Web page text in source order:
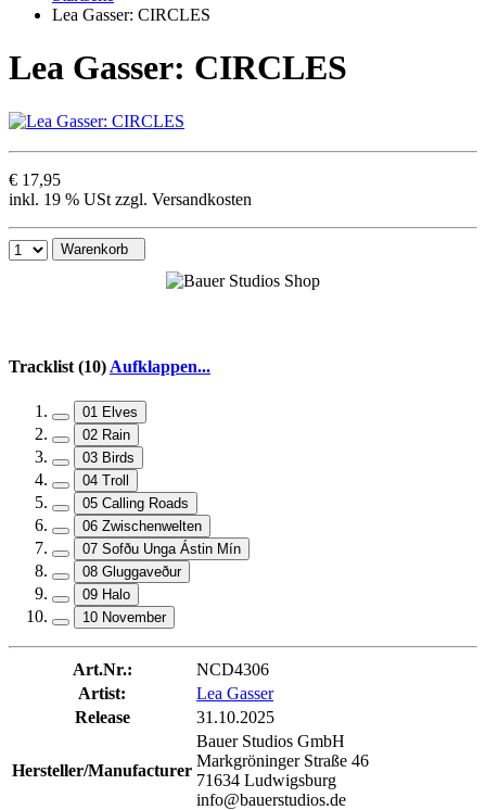
Lea Gasser: CIRCLES
Lea Gasser: CIRCLES
€ 17,95
inkl. 19 % USt zzgl. Versandkosten
Warenkorb
Tracklist (10)Aufklappen...
01 Elves
02 Rain
03 Birds
04 Troll
05 Calling Roads
06 Zwischenwelten
07 Sofðu Unga Ástin Mín
08 Gluggaveður
09 Halo
10 November
Art.Nr.:
NCD4306
Artist:
Lea Gasser
Release
31.10.2025
Hersteller/Manufacturer
Bauer Studios GmbH
Markgröninger Straße 46
71634 Ludwigsburg
info@bauerstudios.de